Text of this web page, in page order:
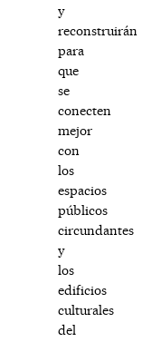
y
reconstruirán
para
que
se
conecten
mejor
con
los
espacios
públicos
circundantes
y
los
edificios
culturales
del